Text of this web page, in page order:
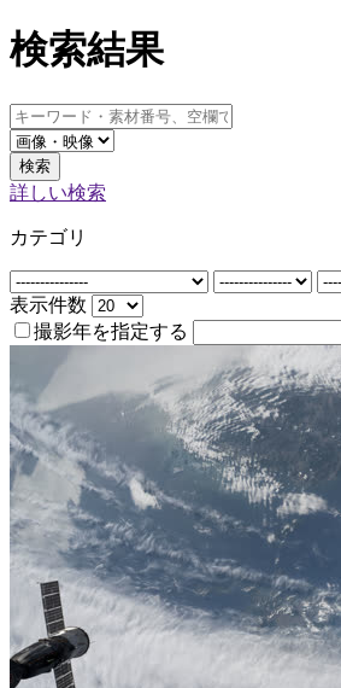
検索結果
検索
詳しい検索
カテゴリ
表示件数
撮影年を指定する